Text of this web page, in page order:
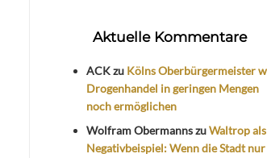
Aktuelle Kommentare
ACKzu Kölns Oberbürgermeister
Drogenhandel in geringen Mengen
noch ermöglichen
Wolfram ObermannszuWaltrop als
Negativbeispiel: Wenn die Stadt nur